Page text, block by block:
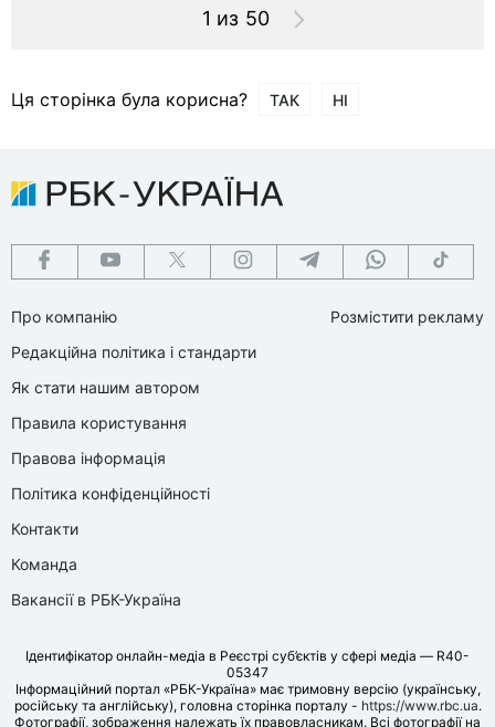
1 из 50
Ця сторінка була корисна? ТАК НІ
Про компанію
Редакційна політика і стандарти
Як стати нашим автором
Правила користування
Правова інформація
Політика конфіденційності
Контакти
Команда
Вакансії в РБК-Україна
Розмістити рекламу
Ідентифікатор онлайн-медіа в Реєстрі суб’єктів у сфері медіа — R40-
05347
Інформаційний портал «РБК-Україна» має тримовну версію (українську,
російську та англійську), головна сторінка порталу - https://www.rbc.ua.
Фотографії, зображення належать їх правовласникам. Всі фотографії на